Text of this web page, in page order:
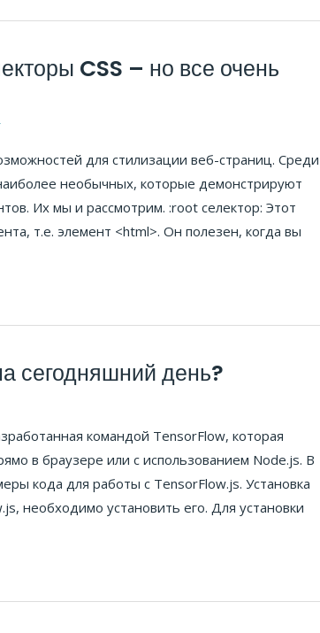
CSS – но все очень
для стилизации веб-страниц. Среди
необычных, которые демонстрируют
Их мы и рассмотрим. :root селектор: Этот
т.е. элемент <html>. Он полезен, когда вы
сегодняшний день?
командой TensorFlow, которая
в браузере или с использованием Node.js. В
кода для работы с TensorFlow.js. Установка
необходимо установить его. Для установки